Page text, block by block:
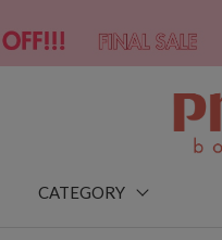
CATEGORY